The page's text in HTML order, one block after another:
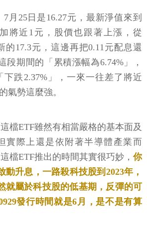
月25日是16.27元，最新淨值來到
將近1元，股價也跟著上漲，從
的17.3元，這邊再把0.11元配息還
段期間的「累積漲幅為6.74%」，
跌2.37%」，一來一往差了將近
氣勢這麼強。
檔ETF雖然有相當嚴格的基本面及
實際上還是依附著半導體產業而
檔ETF推出的時間其實很巧妙，你
動升息，一路殺科技股到2023年，
就屬於科技股的低基期，反彈的可
發行時間就是6月，是不是有算